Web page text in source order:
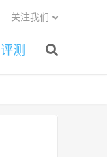
评测
关注我们